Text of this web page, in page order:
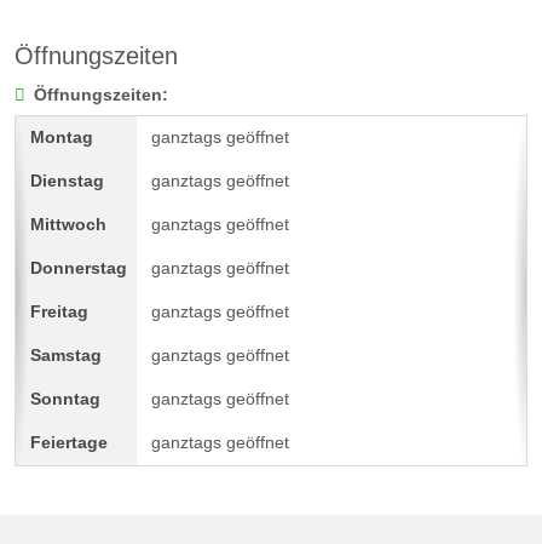
Öffnungszeiten
Öffnungszeiten:
ganztags geöffnet
ganztags geöffnet
ganztags geöffnet
ganztags geöffnet
ganztags geöffnet
ganztags geöffnet
ganztags geöffnet
ganztags geöffnet